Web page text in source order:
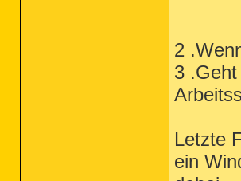
2
3
Letzte
ein